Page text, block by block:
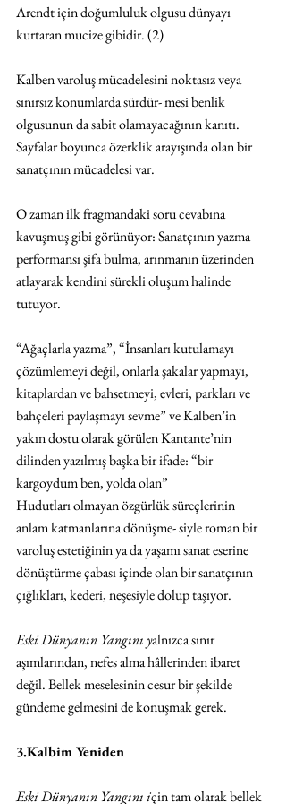
Arendt için doğumluluk olgusu dünyayı
kurtaran mucize gibidir. (2)
Kalben varoluş mücadelesini noktasız veya
sınırsız konumlarda sürdür- mesi benlik
olgusunun da sabit olamayacağının kanıtı.
Sayfalar boyunca özerklik arayışında olan bir
sanatçının mücadelesi var.
O zaman ilk fragmandaki soru cevabına
kavuşmuş gibi görünüyor: Sanatçının yazma
performansı şifa bulma, arınmanın üzerinden
atlayarak kendini sürekli oluşum halinde
tutuyor.
“Ağaçlarla yazma”, “İnsanları kutulamayı
çözümlemeyi değil, onlarla şakalar yapmayı,
kitaplardan ve bahsetmeyi, evleri, parkları ve
bahçeleri paylaşmayı sevme” ve Kalben’in
yakın dostu olarak görülen Kantante’nin
dilinden yazılmış başka bir ifade: “bir
kargoydum ben, yolda olan”
Hudutları olmayan özgürlük süreçlerinin
anlam katmanlarına dönüşme- siyle roman bir
varoluş estetiğinin ya da yaşamı sanat eserine
dönüştürme çabası içinde olan bir sanatçının
çığlıkları, kederi, neşesiyle dolup taşıyor.
Eski Dünyanın Yangını yalnızca sınır
aşımlarından, nefes alma hâllerinden ibaret
değil. Bellek meselesinin cesur bir şekilde
gündeme gelmesini de konuşmak gerek.
3.Kalbim Yeniden
Eski Dünyanın Yangını için tam olarak bellek